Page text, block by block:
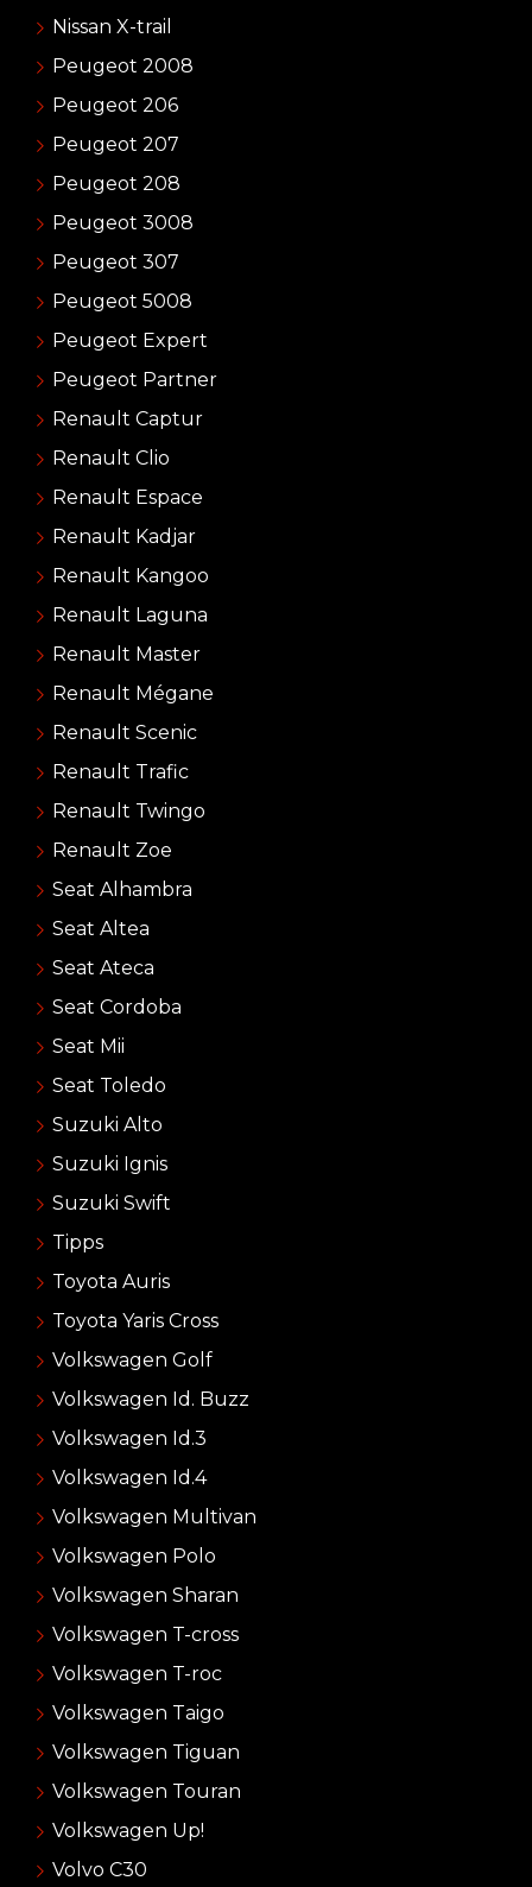
Nissan X-trail
Peugeot 2008
Peugeot 206
Peugeot 207
Peugeot 208
Peugeot 3008
Peugeot 307
Peugeot 5008
Peugeot Expert
Peugeot Partner
Renault Captur
Renault Clio
Renault Espace
Renault Kadjar
Renault Kangoo
Renault Laguna
Renault Master
Renault Mégane
Renault Scenic
Renault Trafic
Renault Twingo
Renault Zoe
Seat Alhambra
Seat Altea
Seat Ateca
Seat Cordoba
Seat Mii
Seat Toledo
Suzuki Alto
Suzuki Ignis
Suzuki Swift
Tipps
Toyota Auris
Toyota Yaris Cross
Volkswagen Golf
Volkswagen Id. Buzz
Volkswagen Id.3
Volkswagen Id.4
Volkswagen Multivan
Volkswagen Polo
Volkswagen Sharan
Volkswagen T-cross
Volkswagen T-roc
Volkswagen Taigo
Volkswagen Tiguan
Volkswagen Touran
Volkswagen Up!
Volvo C30